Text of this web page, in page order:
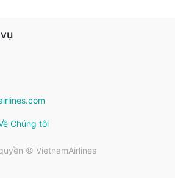
Chúng tôi
© VietnamAirlines